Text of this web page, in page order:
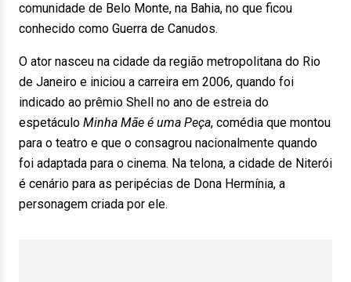
comunidade de Belo Monte, na Bahia, no que ficou
conhecido como Guerra de Canudos.
O ator nasceu na cidade da região metropolitana do Rio
de Janeiro e iniciou a carreira em 2006, quando foi
indicado ao prêmio Shell no ano de estreia do
espetáculo Minha Mãe é uma Peça, comédia que montou
para o teatro e que o consagrou nacionalmente quando
foi adaptada para o cinema. Na telona, a cidade de Niterói
é cenário para as peripécias de Dona Hermínia, a
personagem criada por ele.